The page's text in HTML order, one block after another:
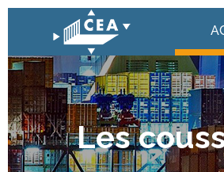
Les
Panneau de gestion des cookies